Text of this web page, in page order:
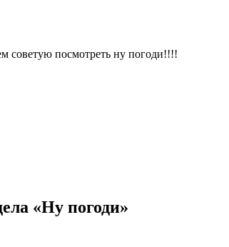
советую посмотреть ну погоди!!!!
«Ну погоди»